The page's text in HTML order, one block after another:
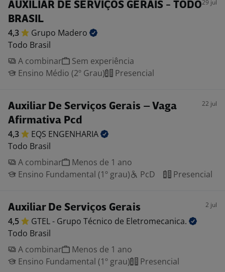
AUXILIAR DE SERVIÇOS GERAIS - TODO
BRASIL
29 jul
4,3 Grupo Madero
Todo Brasil
A combinar
Sem experiência
Ensino Médio (2º Grau)
Presencial
Auxiliar De Serviços Gerais – Vaga
Afirmativa Pcd
22 jul
4,3 EQS ENGENHARIA
Todo Brasil
A combinar
Menos de 1 ano
Ensino Fundamental (1º grau)
PcD Presencial
Auxiliar De Serviços Gerais 2 jul
4,5 GTEL - Grupo Técnico de Eletromecanica.
Todo Brasil
A combinar
Menos de 1 ano
Ensino Fundamental (1º grau)
Presencial